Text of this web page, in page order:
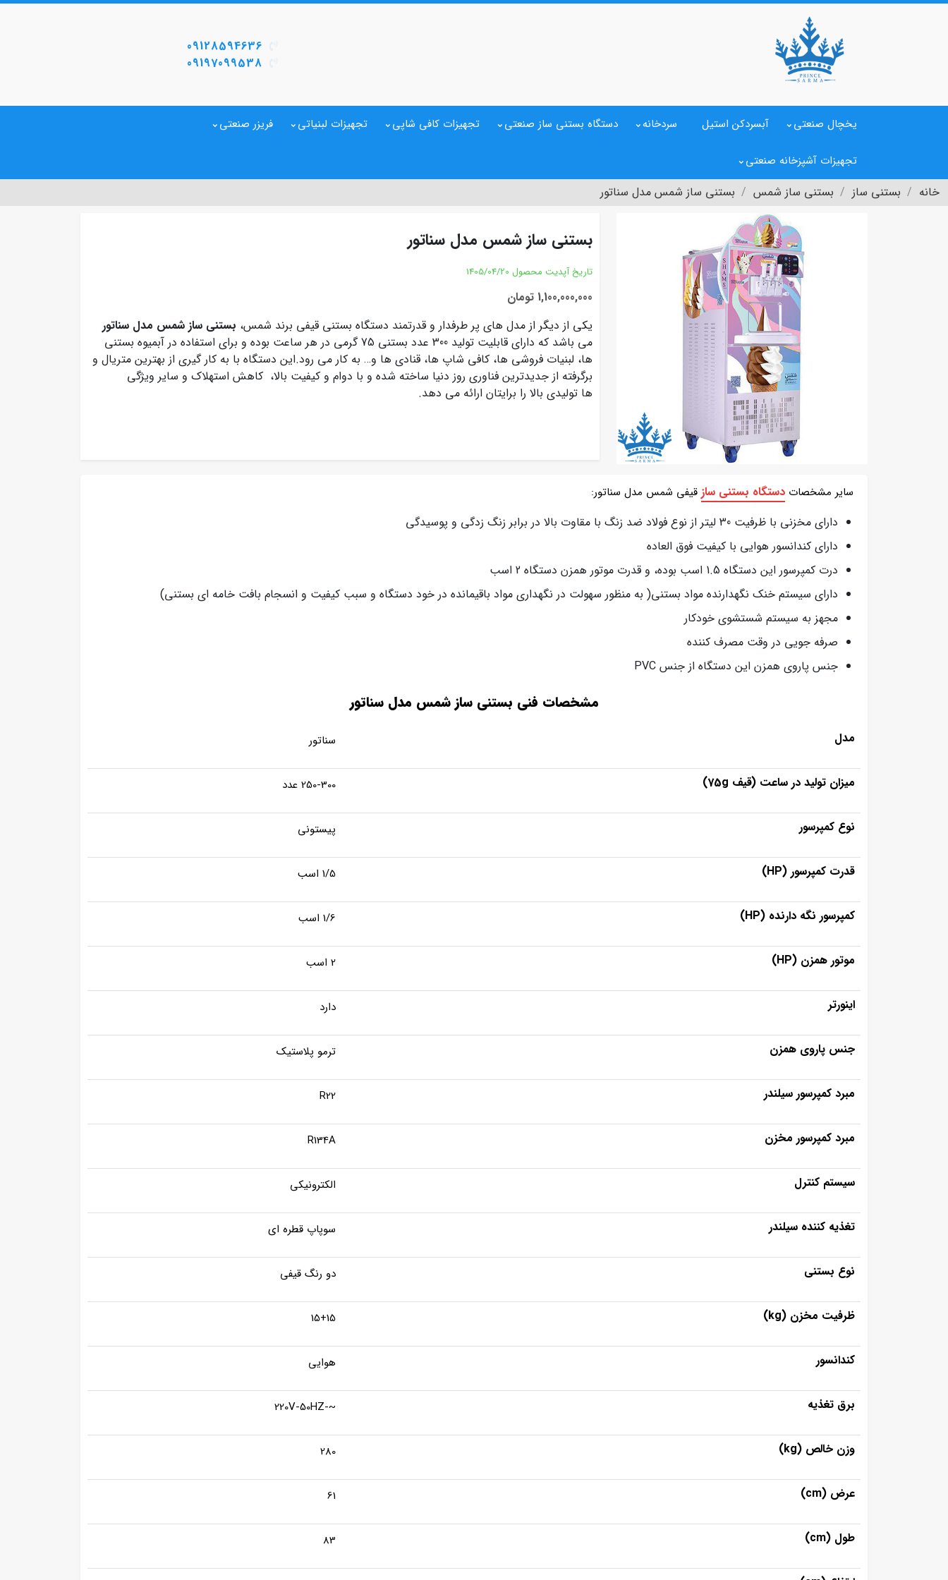
09128594636
09197099538
یخچال صنعتی آبسردکن استیل سردخانه دستگاه بستنی ساز صنعتی تجهیزات کافی شاپی تجهیزات لبنیاتی فریزر صنعتی
تجهیزات آشپزخانه صنعتی
خانه بستنی ساز بستنی ساز شمس بستنی ساز شمس مدل سناتور
بستنی ساز شمس مدل سناتور
تاریخ آپدیت محصول 1405/04/20
1,100,000,000 تومان
یکی از دیگر از مدل های پر طرفدار و قدرتمند دستگاه بستنی قیفی برند شمس، بستنی ساز شمس مدل سناتور
می باشد که دارای قابلیت تولید 300 عدد بستنی 75 گرمی در هر ساعت بوده و برای استفاده در آبمیوه بستنی
ها، لبنیات فروشی ها، کافی شاپ ها، قنادی ها و… به کار می رود.این دستگاه با به کار گیری از بهترین متریال و
برگرفته از جدیدترین فناوری روز دنیا ساخته شده و با دوام و کیفیت بالا، کاهش استهلاک و سایر ویژگی
ها تولیدی بالا را برایتان ارائه می دهد.
سایر مشخصات دستگاه بستنی ساز قیفی شمس مدل سناتور:
دارای مخزنی با ظرفیت 30 لیتر از نوع فولاد ضد زنگ با مقاوت بالا در برابر زنگ زدگی و پوسیدگی
دارای کندانسور هوایی با کیفیت فوق العاده
درت کمپرسور این دستگاه 1.5 اسب بوده، و قدرت موتور همزن دستگاه 2 اسب
دارای سیستم خنک نگهدارنده مواد بستنی( به منظور سهولت در نگهداری مواد باقیمانده در خود دستگاه و سبب کیفیت و انسجام بافت خامه ای بستنی)
مجهز به سیستم شستشوی خودکار
صرفه جویی در وقت مصرف کننده
جنس پاروی همزن این دستگاه از جنس PVC
مشخصات فنی بستنی ساز شمس مدل سناتور
مدل سناتور
میزان تولید در ساعت (قیف 75g) 250-300 عدد
نوع کمپرسور پیستونی
قدرت کمپرسور (HP) 1/5 اسب
کمپرسور نگه دارنده (HP) 1/6 اسب
موتور همزن (HP) 2 اسب
اینورتر دارد
جنس پاروی همزن ترمو پلاستیک
مبرد کمپرسور سیلندر R22
مبرد کمپرسور مخزن R134A
سیستم کنترل الکترونیکی
تغذیه کننده سیلندر سوپاپ قطره ای
نوع بستنی دو رنگ قیفی
ظرفیت مخزن (kg) 15+15
کندانسور هوایی
برق تغذیه ~-220V-50HZ
وزن خالص (kg) 280
عرض (cm) 61
طول (cm) 83